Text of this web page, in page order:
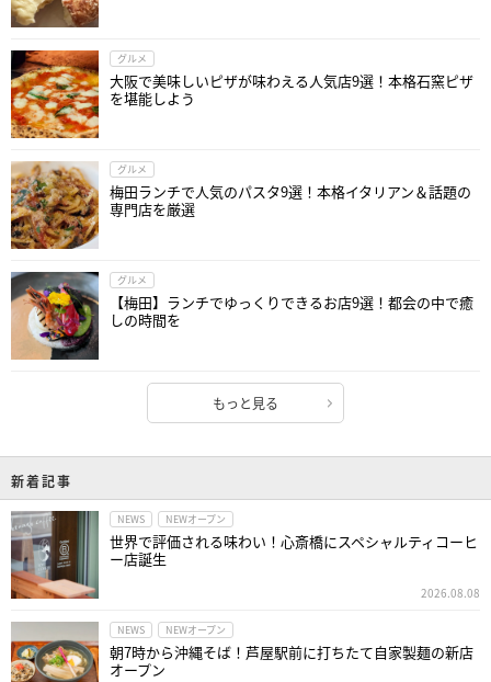
グルメ
大阪で美味しいピザが味わえる人気店9選！本格石窯ピザ
を堪能しよう
グルメ
梅田ランチで人気のパスタ9選！本格イタリアン＆話題の
専門店を厳選
グルメ
【梅田】ランチでゆっくりできるお店9選！都会の中で癒
しの時間を
もっと見る
新着記事
NEWS NEWオープン
世界で評価される味わい！心斎橋にスペシャルティコーヒ
ー店誕生
2026.08.08
NEWS NEWオープン
朝7時から沖縄そば！芦屋駅前に打ちたて自家製麺の新店
オープン